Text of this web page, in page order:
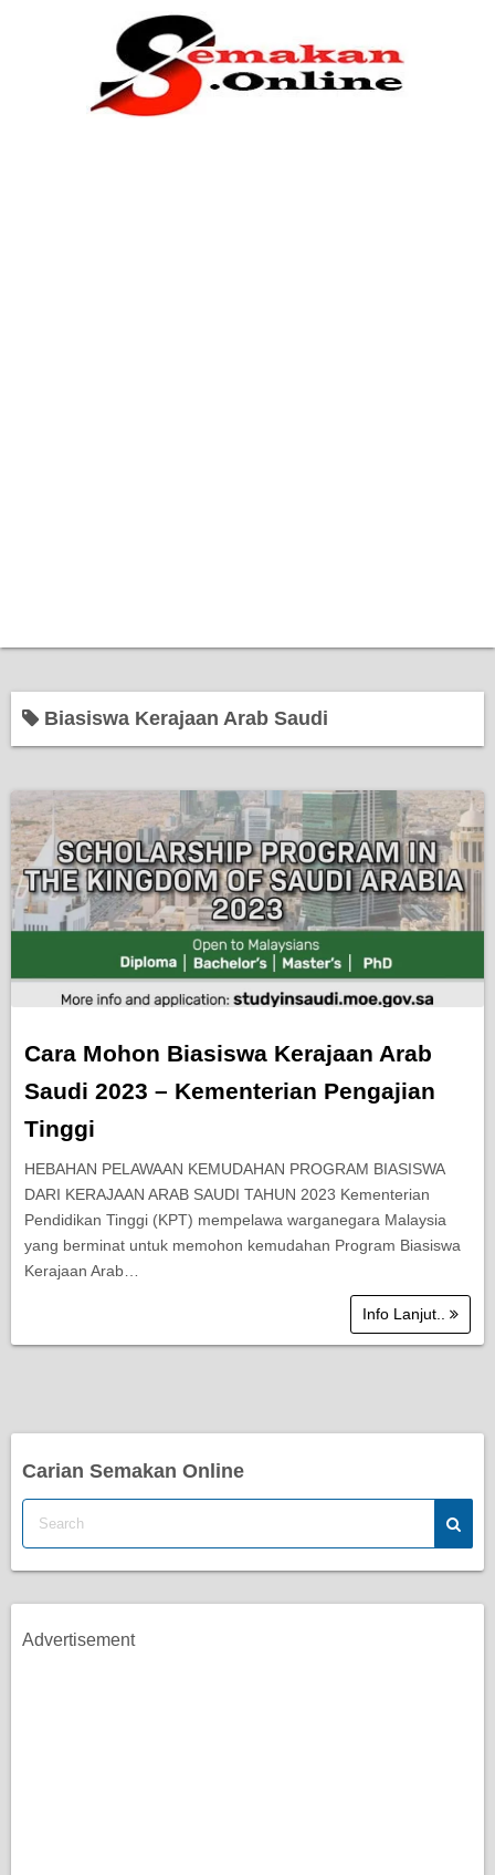
Biasiswa Kerajaan Arab Saudi
Cara Mohon Biasiswa Kerajaan Arab
Saudi 2023 – Kementerian Pengajian
Tinggi
HEBAHAN PELAWAAN KEMUDAHAN PROGRAM BIASISWA
DARI KERAJAAN ARAB SAUDI TAHUN 2023 Kementerian
Pendidikan Tinggi (KPT) mempelawa warganegara Malaysia
yang berminat untuk memohon kemudahan Program Biasiswa
Kerajaan Arab…
Info Lanjut..
Carian Semakan Online
Advertisement